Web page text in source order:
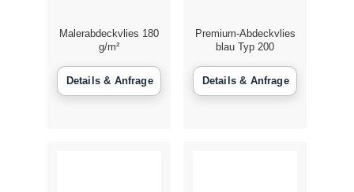
Malerabdeckvlies 180
g/m²
Premium-Abdeckvlies
blau Typ 200